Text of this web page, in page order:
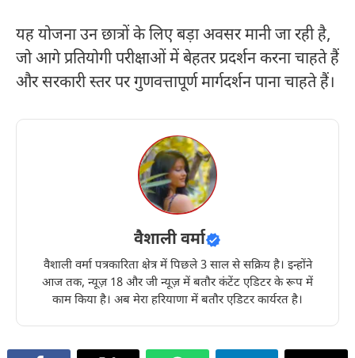
यह योजना उन छात्रों के लिए बड़ा अवसर मानी जा रही है,
जो आगे प्रतियोगी परीक्षाओं में बेहतर प्रदर्शन करना चाहते हैं
और सरकारी स्तर पर गुणवत्तापूर्ण मार्गदर्शन पाना चाहते हैं।
वैशाली वर्मा
वैशाली वर्मा पत्रकारिता क्षेत्र में पिछले 3 साल से सक्रिय है। इन्होंने
आज तक, न्यूज़ 18 और जी न्यूज़ में बतौर कंटेंट एडिटर के रूप में
काम किया है। अब मेरा हरियाणा में बतौर एडिटर कार्यरत है।